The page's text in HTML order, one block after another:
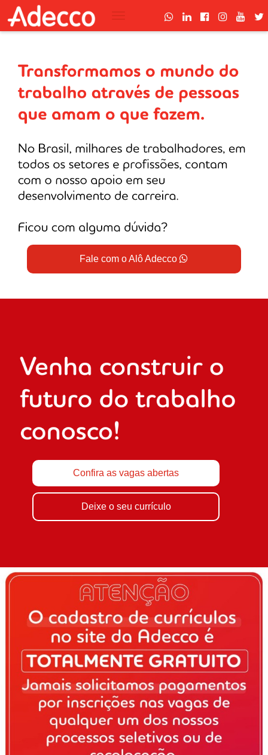
Bem-vindo à nossa Página de
Carreiras.
Continuamos aqui e mais perto de você do
que nunca.
Confira as vagas abertas
Deixe o seu currículo
Fale com o Alô Adecco